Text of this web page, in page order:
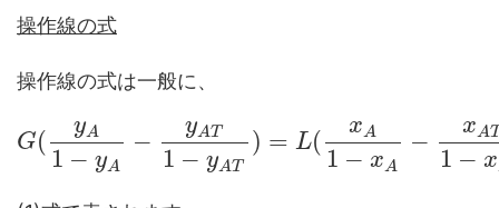
操作線の式
操作線の式は一般に、
G(
yA
1 − yA
−
yAT
1 − yAT
) = L(
x A
1 − x A
−
x AT
1 − x